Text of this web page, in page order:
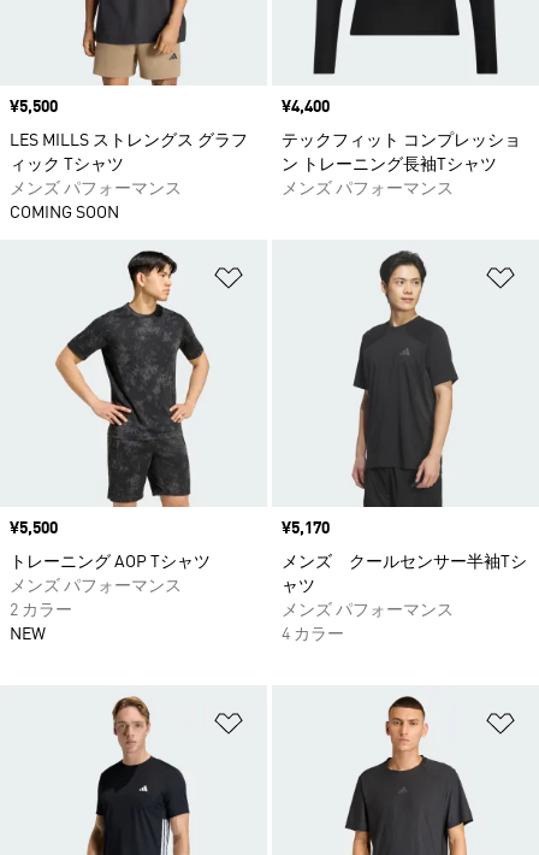
価格
¥5,500
LES MILLS ストレングス グラフ
ィック Tシャツ
メンズ パフォーマンス
COMING SOON
価格
¥4,400
テックフィット コンプレッショ
ン トレーニング長袖Tシャツ
メンズ パフォーマンス
ほしいものリストに追加
価格
¥5,500
トレーニング AOP Tシャツ
メンズ パフォーマンス
2 カラー
NEW
価格
¥5,170
メンズ クールセンサー半袖Tシ
ャツ
メンズ パフォーマンス
4 カラー
ほしいものリストに追加